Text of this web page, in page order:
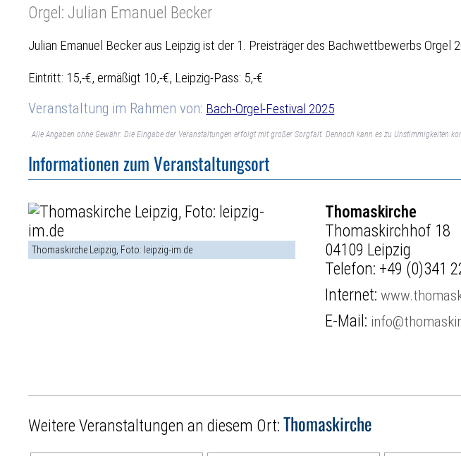
Orgel: Julian Emanuel Becker
Julian Emanuel Becker aus Leipzig ist der 1. Preisträger des Bachwettbewerbs Orgel
Eintritt: 15,-€, ermäßigt 10,-€, Leipzig-Pass: 5,-€
Veranstaltung im Rahmen von: Bach-Orgel-Festival 2025
Alle Angaben ohne Gewähr. Die Eingabe der Veranstaltungen erfolgt mit großer Sorgfalt. Dennoch kann es zu Unstimmigkeiten
Informationen zum Veranstaltungsort
Thomaskirche Leipzig, Foto: leipzig-im.de
Thomaskirche
Thomaskirchhof 18
04109 Leipzig
Telefon: +49 (0)341
Internet:
E-Mail:
Weitere Veranstaltungen an diesem Ort: Thomaskirche